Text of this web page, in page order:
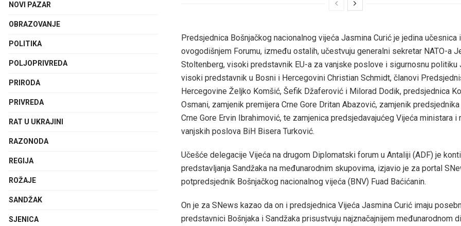
Predsjednica Bošnjačkog nacionalnog vijeća Jasmina Curić je jedina učesnica
ovogodišnjem Forumu, između ostalih, učestvuju generalni sekretar NATO-a
Stoltenberg, visoki predstavnik EU-a za vanjske poslove i sigurnosnu politiku
visoki predstavnik u Bosni i Hercegovini Christian Schmidt, članovi
Hercegovine Željko Komšić, Šefik Džaferović i Milorad Dodik, predsjednica
Osmani, zamjenik premijera Crne Gore Dritan Abazović, zamjenik
Crne Gore Ervin Ibrahimović, te zamjenica predsjedavajućeg Vijeća ministara i
vanjskih poslova BiH Bisera Turković.
Učešće delegacije Vijeća na drugom Diplomatski forum u Antaliji (ADF) je
predstavljanja Sandžaka na međunarodnim skupovima, izjavio je za portal
potpredsjednik Bošnjačkog nacionalnog vijeća (BNV) Fuad Baćićanin.
On je za SNews kazao da on i predsjednica Vijeća Jasmina Curić imaju
predstavnici Bošnjaka i Sandžaka prisustvuju najznačajnijem međunarodnom
NOVI PAZAR
OBRAZOVANJE
POLITIKA
POLJOPRIVREDA
PRIRODA
PRIVREDA
RAT U UKRAJINI
RAZONODA
REGIJA
ROŽAJE
SANDŽAK
SJENICA